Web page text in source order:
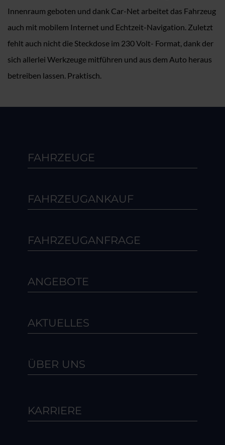
Innenraum geboten und dank Car-Net arbeitet das Fahrzeug
auch mit mobilem Internet und Echtzeit-Navigation. Zuletzt
fehlt auch nicht die Steckdose im 230 Volt- Format, dank der
sich allerlei Werkzeuge mitführen und aus dem Auto heraus
betreiben lassen. Praktisch.
FAHRZEUGE
FAHRZEUGANKAUF
FAHRZEUGANFRAGE
ANGEBOTE
AKTUELLES
ÜBER UNS
KARRIERE